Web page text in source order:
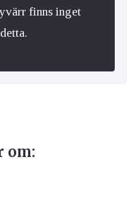
finns inget
om: